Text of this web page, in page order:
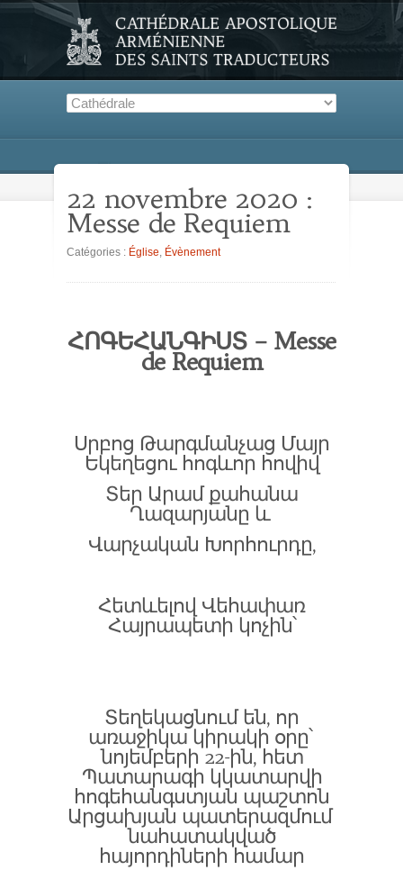
22 novembre 2020 :
Messe de Requiem
Catégories : Église, Évènement
ՀՈԳԵՀԱՆԳԻՍՏ – Messe
de Requiem
Սրբոց Թարգմանչաց Մայր
Եկեղեցու հոգևոր հովիվ
Տեր Արամ քահանա
Ղազարյանը և
Վարչական Խորհուրդը,
Հետևելով Վեհափառ
Հայրապետի կոչին՝
Տեղեկացնում են, որ
առաջիկա կիրակի օրը՝
նոյեմբերի 22-ին, հետ
Պատարագի կկատարվի
հոգեհանգստյան պաշտոն
Արցախյան պատերազմում
նահատակված
հայորդիների համար